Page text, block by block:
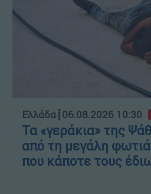
Ελλάδα┋06.08.2026 10:30
Τα «γεράκια» της
από τη μεγάλη φωτιά
που κάποτε τους